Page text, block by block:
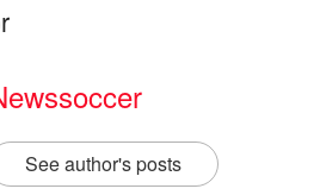
See author's posts